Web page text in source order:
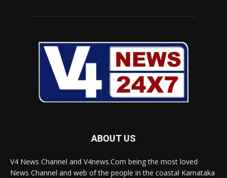
ABOUT US
V4 News Channel and V4news.Com being the most loved
News Channel and web of the people in the coastal Karnataka